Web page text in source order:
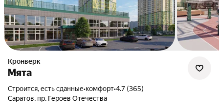
Кронверк
Мята
Строится, есть сданные•комфорт•4.7 (365)
Саратов, пр. Героев Отечества